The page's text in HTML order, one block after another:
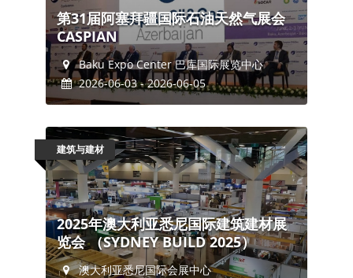
第31届阿塞拜疆国际石油天然气展会
CASPIAN
Baku Expo Center 巴库国际展览中心
2026-06-03 - 2026-06-05
建筑与建材
2025年澳大利亚悉尼国际建筑建材展
览会 （SYDNEY BUILD 2025）
澳大利亚悉尼国际会展中心